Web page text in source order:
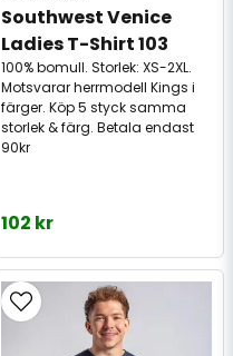
Southwest Venice
Ladies T-Shirt 103
100% bomull. Storlek: XS-2XL.
Motsvarar herrmodell Kings i
färger. Köp 5 styck samma
storlek & färg. Betala endast
90kr
102 kr